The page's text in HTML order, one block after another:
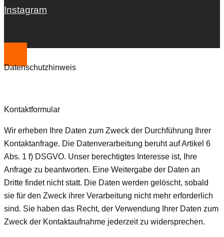
Instagram
Datenschutzhinweis
Kontaktformular
Wir erheben Ihre Daten zum Zweck der Durchführung Ihrer
Kontaktanfrage. Die Datenverarbeitung beruht auf Artikel 6
Abs. 1 f) DSGVO. Unser berechtigtes Interesse ist, Ihre
Anfrage zu beantworten. Eine Weitergabe der Daten an
Dritte findet nicht statt. Die Daten werden gelöscht, sobald
sie für den Zweck ihrer Verarbeitung nicht mehr erforderlich
sind. Sie haben das Recht, der Verwendung Ihrer Daten zum
Zweck der Kontaktaufnahme jederzeit zu widersprechen.